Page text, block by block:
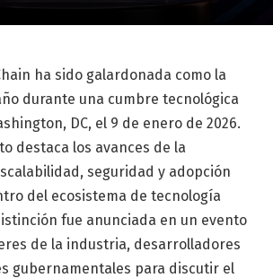
ha sido galardonada como la
durante una cumbre tecnológica
DC, el 9 de enero de 2026.
destaca los avances de la
seguridad y adopción
del ecosistema de tecnología
fue anunciada en un evento
de la industria, desarrolladores
gubernamentales para discutir el